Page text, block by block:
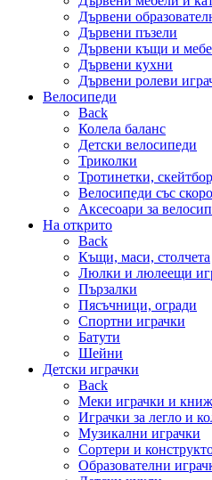
Дървени
Дървени пъзели
Дървени къщи и
Дървени кухни
Дървени ролеви
Велосипеди
Back
Колела баланс
Детски велосипеди
Триколки
Тротинетки,
Велосипеди със
Аксесоари за
На открито
Back
Къщи, маси, столчета
Люлки и люлеещи
Пързалки
Пясъчници, огради
Спортни играчки
Батути
Шейни
Детски играчки
Back
Меки играчки и
Играчки за легло и
Музикални играчки
Сортери и
Образователни